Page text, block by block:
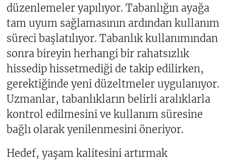
düzenlemeler yapılıyor. Tabanlığın ayağa
tam uyum sağlamasının ardından kullanım
süreci başlatılıyor. Tabanlık kullanımından
sonra bireyin herhangi bir rahatsızlık
hissedip hissetmediği de takip edilirken,
gerektiğinde yeni düzeltmeler uygulanıyor.
Uzmanlar, tabanlıkların belirli aralıklarla
kontrol edilmesini ve kullanım süresine
bağlı olarak yenilenmesini öneriyor.
Hedef, yaşam kalitesini artırmak